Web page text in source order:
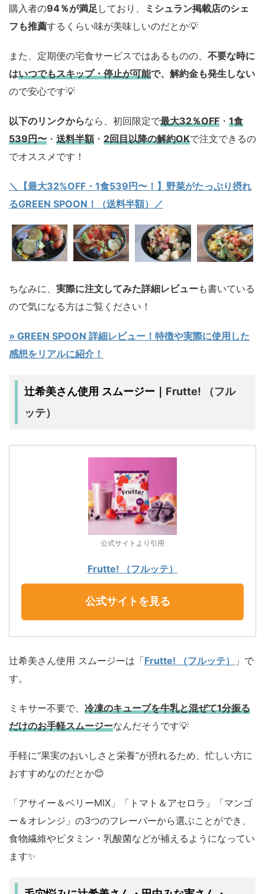
購入者の94％が満足 しており、
ミシュラン掲載店のシェ
フも推薦するくらい味が美味しいのだとか💡
また、定期便の宅食サービスではあるものの、 不要な時に
はいつでもスキップ・停止が可能で、解約金も発生しない
ので安心です💡
以下のリンクからなら、初回限定で最大32％OFF ・ 1食
539円〜 ・ 送料半額・ 2回目以降の解約OKで注文できるの
でオススメです！
＼【最大32%OFF・1食539円〜！】野菜がたっぷり摂れ
るGREEN SPOON！（送料半額）／
ちなみに、 実際に注文してみた詳細レビューも書いている
ので気になる方はご覧ください！
» GREEN SPOON 詳細レビュー！特徴や実際に使用した
感想をリアルに紹介！
辻希美さん使用 スムージー｜ Frutte! （フル
ッテ）
公式サイトより引用
Frutte! （フルッテ）
公式サイトを見る
辻希美さん使用 スムージーは「Frutte! （フルッテ） 」 で
す。
ミキサー不要で、 冷凍のキューブを牛乳と混ぜて1分振る
だけのお手軽スムージーなんだそうです💡
手軽に“果実のおいしさと栄養”が摂れるため、忙しい方に
おすすめなのだとか😊
「アサイー＆ベリーMIX」「トマト＆アセロラ」「マンゴ
ー＆オレンジ」の3つのフレーバーから選ぶことができ、
食物繊維やビタミン・乳酸菌などが補えるようになってい
ます✨